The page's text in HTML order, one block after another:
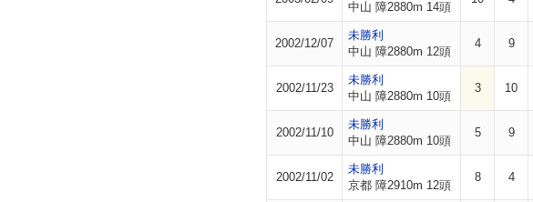
中山 障2880m 14頭
2002/12/07
未勝利
中山 障2880m 12頭
4 9
2002/11/23
未勝利
中山 障2880m 10頭
3 10
2002/11/10
未勝利
中山 障2880m 10頭
5 9
2002/11/02
未勝利
京都 障2910m 12頭
8 4